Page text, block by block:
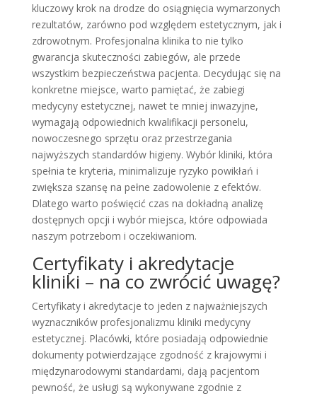
kluczowy krok na drodze do osiągnięcia wymarzonych
rezultatów, zarówno pod względem estetycznym, jak i
zdrowotnym. Profesjonalna klinika to nie tylko
gwarancja skuteczności zabiegów, ale przede
wszystkim bezpieczeństwa pacjenta. Decydując się na
konkretne miejsce, warto pamiętać, że zabiegi
medycyny estetycznej, nawet te mniej inwazyjne,
wymagają odpowiednich kwalifikacji personelu,
nowoczesnego sprzętu oraz przestrzegania
najwyższych standardów higieny. Wybór kliniki, która
spełnia te kryteria, minimalizuje ryzyko powikłań i
zwiększa szansę na pełne zadowolenie z efektów.
Dlatego warto poświęcić czas na dokładną analizę
dostępnych opcji i wybór miejsca, które odpowiada
naszym potrzebom i oczekiwaniom.
Certyfikaty i akredytacje
kliniki – na co zwrócić uwagę?
Certyfikaty i akredytacje to jeden z najważniejszych
wyznaczników profesjonalizmu kliniki medycyny
estetycznej. Placówki, które posiadają odpowiednie
dokumenty potwierdzające zgodność z krajowymi i
międzynarodowymi standardami, dają pacjentom
pewność, że usługi są wykonywane zgodnie z